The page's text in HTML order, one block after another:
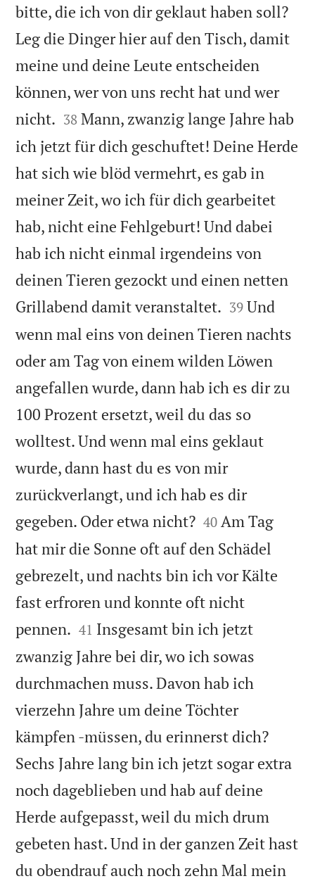
bitte, die ich von dir geklaut haben soll?
Leg die Dinger hier auf den Tisch, damit
meine und deine Leute entscheiden
können, wer von uns recht hat und wer
nicht. 

38 Mann, zwanzig lange Jahre hab
ich jetzt für dich geschuftet! Deine Herde
hat sich wie blöd vermehrt, es gab in
meiner Zeit, wo ich für dich gearbeitet
hab, nicht eine Fehlgeburt! Und dabei
hab ich nicht einmal irgendeins von
deinen Tieren gezockt und einen netten
Grillabend damit veranstaltet. 

39 Und
wenn mal eins von deinen Tieren nachts
oder am Tag von einem wilden Löwen
angefallen wurde, dann hab ich es dir zu
100 Prozent ersetzt, weil du das so
wolltest. Und wenn mal eins geklaut
wurde, dann hast du es von mir
zurückverlangt, und ich hab es dir
gegeben. Oder etwa nicht?
40 Am Tag
hat mir die Sonne oft auf den Schädel
gebrezelt, und nachts bin ich vor Kälte
fast erfroren und konnte oft nicht
pennen. 

41 Insgesamt bin ich jetzt
zwanzig Jahre bei dir, wo ich sowas
durchmachen muss. Davon hab ich
vierzehn Jahre um deine Töchter
kämpfen -müssen, du erinnerst dich?
Sechs Jahre lang bin ich jetzt sogar extra
noch dageblieben und hab auf deine
Herde aufgepasst, weil du mich drum
gebeten hast. Und in der ganzen Zeit hast
du obendrauf auch noch zehn Mal mein